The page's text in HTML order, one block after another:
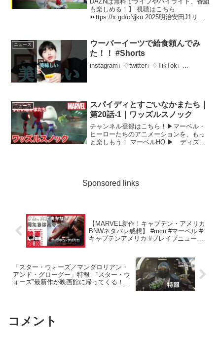
も楽しめる！】 視聴はこちら
⏩️ttps://x.gd/cNjku 2025明治安田J1リー
ニュース
ウーバーイーツで給食頼んでみ
た！！ #Shorts
instagram↓ ♢twitter↓ ♢TikTok↓ ...
ニュース
スパイディとすごいなかまたち｜
第20話-1｜ワッズルスノック
チャンネル登録はこちら！▶︎マーベル・
ヒーローたちのアニメーションを、もっ
と楽しもう！ マーベルHQ ▶ ディズニ
Sponsored links
【MARVEL新作！キャプテン・アメリカ
BNWネタバレ感想】 #mcu #マーベル #
キャプテンアメリカ #ブレイブニューワ
「スター・ウォーズ／マンダロリアン・
アンド・グローグー」特報｜“スター・ウ
ォーズ”最新作が映画館に帰ってくる！｜
コメント